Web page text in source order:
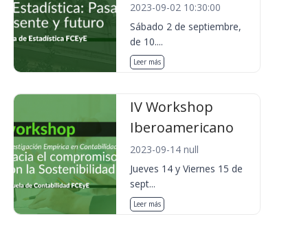
2023-09-02 10:30:00
Sábado 2 de septiembre,
de 10....
Leer más
IV Workshop
Iberoamericano
2023-09-14 null
Jueves 14 y Viernes 15 de
sept...
Leer más